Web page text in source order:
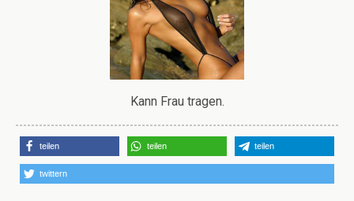
Kann Frau tragen.
teilen teilen teilen
twittern